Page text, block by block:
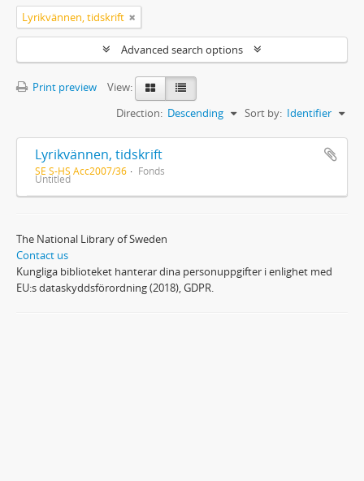
Lyrikvännen, tidskrift
Advanced search options
Print preview
View:
Sort by: Identifier
Direction: Descending
Lyrikvännen, tidskrift
SE S-HS Acc2007/36 Fonds
Untitled
The National Library of Sweden
Contact us
Kungliga biblioteket hanterar dina personuppgifter i enlighet med
EU:s dataskyddsförordning (2018), GDPR.